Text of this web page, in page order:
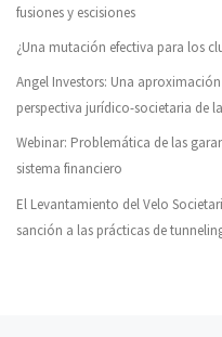
fusiones y escisiones
¿Una mutación efectiva para los
Angel Investors: Una
perspectiva jurídico-societaria de
Webinar: Problemática de las
sistema financiero
El Levantamiento del Velo
sanción a las prácticas de